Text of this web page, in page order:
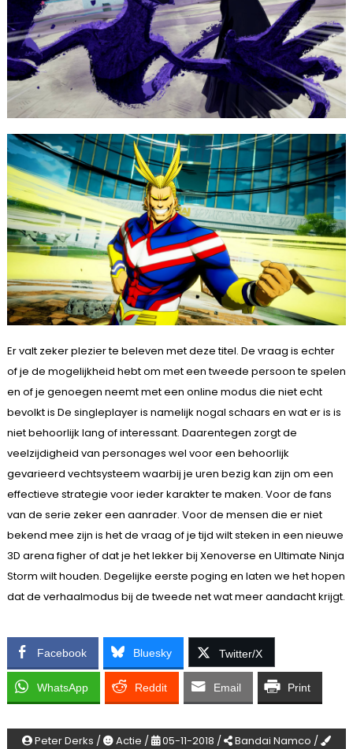
Er valt zeker plezier te beleven met deze titel. De vraag is echter
of je de mogelijkheid hebt om met een tweede persoon te spelen
en of je genoegen neemt met een online modus die niet echt
bevolkt is De singleplayer is namelijk nogal schaars en wat er is is
niet behoorlijk lang of interessant. Daarentegen zorgt de
veelzijdigheid van personages wel voor een behoorlijk
gevarieerd vechtsysteem waarbij je uren bezig kan zijn om een
effectieve strategie voor ieder karakter te maken. Voor de fans
van de serie zeker een aanrader. Voor de mensen die er niet
bekend mee zijn is het de vraag of je tijd wilt steken in een nieuwe
3D arena figher of dat je het lekker bij Xenoverse en Ultimate Ninja
Storm wilt houden. Degelijke eerste poging en laten we het hopen
dat de verhaalmodus bij de tweede net wat meer aandacht krijgt.
Facebook Bluesky Twitter/X
WhatsApp Reddit Email Print
Peter Derks / Actie / 05-11-2018 / Bandai Namco /